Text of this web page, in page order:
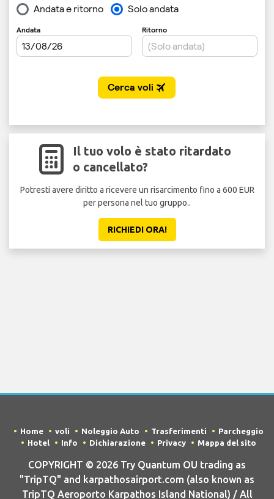
Il tuo volo è stato ritardato
o cancellato?
Potresti avere diritto a ricevere un risarcimento fino a 600 EUR
per persona nel tuo gruppo..
RICHIEDI ORA!
Home voli Noleggio Auto Trasferimenti
Parcheggio
Hotel
Info Dichiarazione Privacy Mappa del sito
COPYRIGHT © 2026 Try Quantum OU trading as
"TripTQ" and karpathosairport.com (also known as
TripTQ Aeroporto Karpathos Island National) / All